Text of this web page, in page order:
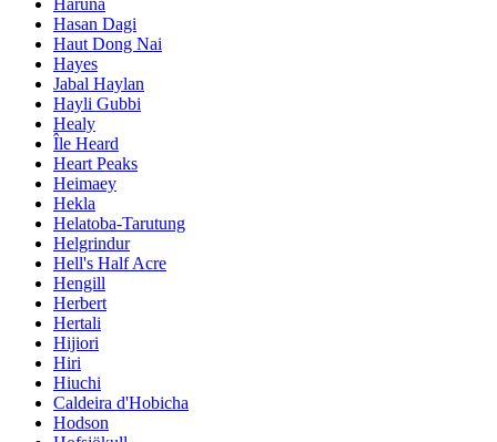
Hasan Dagi
Haut Dong Nai
Hayes
Jabal Haylan
Hayli Gubbi
Healy
Île Heard
Heart Peaks
Heimaey
Hekla
Helatoba-Tarutung
Helgrindur
Hell's Half Acre
Hengill
Herbert
Hertali
Hijiori
Hiri
Hiuchi
Caldeira d'Hobicha
Hodson